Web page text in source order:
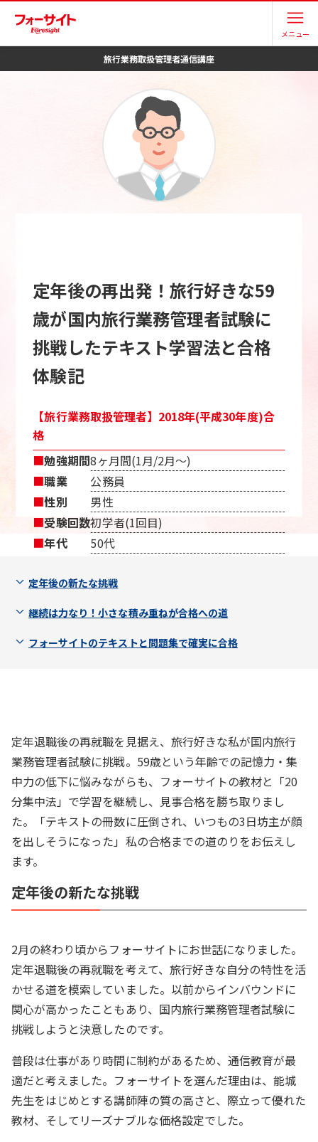
メニュー
旅行業務取扱管理者通信講座
定年後の再出発！旅行好きな59
歳が国内旅行業務管理者試験に
挑戦したテキスト学習法と合格
体験記
【旅行業務取扱管理者】2018年(平成30年度)合
格
■勉強期間8ヶ月間(1月/2月〜)
■職業
公務員
■性別
男性
■受験回数初学者(1回目)
■年代 50代
定年後の新たな挑戦
継続は力なり！小さな積み重ねが合格への道
フォーサイトのテキストと問題集で確実に合格
定年退職後の再就職を見据え、旅行好きな私が国内旅行
業務管理者試験に挑戦。59歳という年齢での記憶力・集
中力の低下に悩みながらも、フォーサイトの教材と「20
分集中法」で学習を継続し、見事合格を勝ち取りまし
た。「テキストの冊数に圧倒され、いつもの3日坊主が顔
を出しそうになった」私の合格までの道のりをお伝えし
ます。
定年後の新たな挑戦
2月の終わり頃からフォーサイトにお世話になりました。
定年退職後の再就職を考えて、旅行好きな自分の特性を活
かせる道を模索していました。以前からインバウンドに
関心が高かったこともあり、国内旅行業務管理者試験に
挑戦しようと決意したのです。
普段は仕事があり時間に制約があるため、通信教育が最
適だと考えました。フォーサイトを選んだ理由は、能城
先生をはじめとする講師陣の質の高さと、際立って優れた
教材、そしてリーズナブルな価格設定でした。